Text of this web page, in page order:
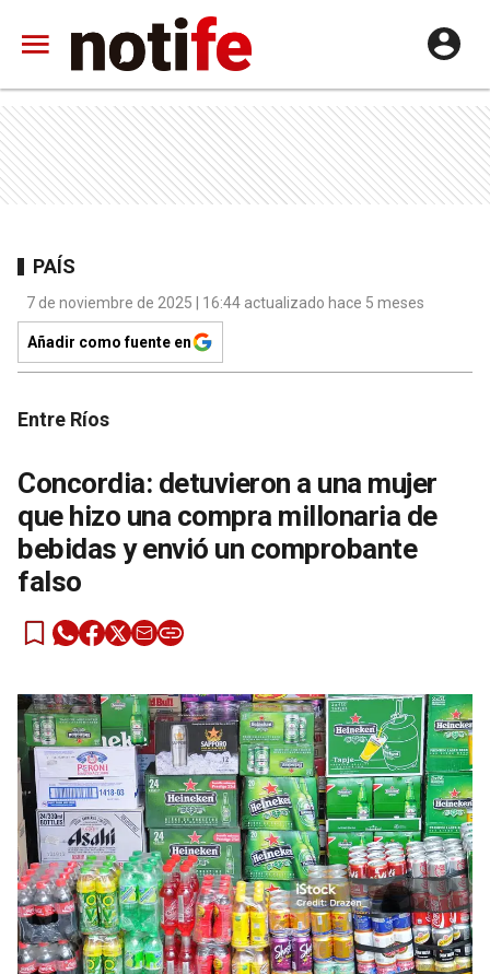
PAÍS
7 de noviembre de 2025 | 16:44 actualizado hace 5 meses
Añadir como fuente en
Entre Ríos
Concordia: detuvieron a una mujer
que hizo una compra millonaria de
bebidas y envió un comprobante
falso